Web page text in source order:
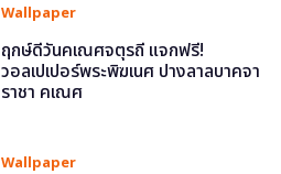
Wallpaper
ฤกษ์ดีวันคเณศจตุรถี แจกฟรี!
วอลเปเปอร์พระพิฆเนศ ปางลาลบาคจา
ราชา คเณศ
Wallpaper